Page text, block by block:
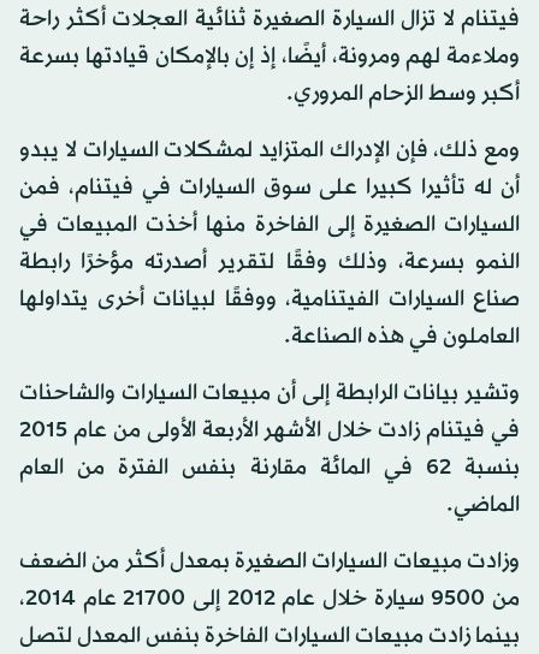
فيتنام لا تزال السيارة الصغيرة ثنائية العجلات أكثر راحة
وملاءمة لهم ومرونة، أيضًا، إذ إن بالإمكان قيادتها بسرعة
أكبر وسط الزحام المروري.
ومع ذلك، فإن الإدراك المتزايد لمشكلات السيارات لا يبدو
أن له تأثيرا كبيرا على سوق السيارات في فيتنام، فمن
السيارات الصغيرة إلى الفاخرة منها أخذت المبيعات في
النمو بسرعة، وذلك وفقًا لتقرير أصدرته مؤخرًا رابطة
صناع السيارات الفيتنامية، ووفقًا لبيانات أخرى يتداولها
العاملون في هذه الصناعة.
وتشير بيانات الرابطة إلى أن مبيعات السيارات والشاحنات
في فيتنام زادت خلال الأشهر الأربعة الأولى من عام 2015
بنسبة 62 في المائة مقارنة بنفس الفترة من العام
الماضي.
وزادت مبيعات السيارات الصغيرة بمعدل أكثر من الضعف
من 9500 سيارة خلال عام 2012 إلى 21700 عام 2014،
بينما زادت مبيعات السيارات الفاخرة بنفس المعدل لتصل